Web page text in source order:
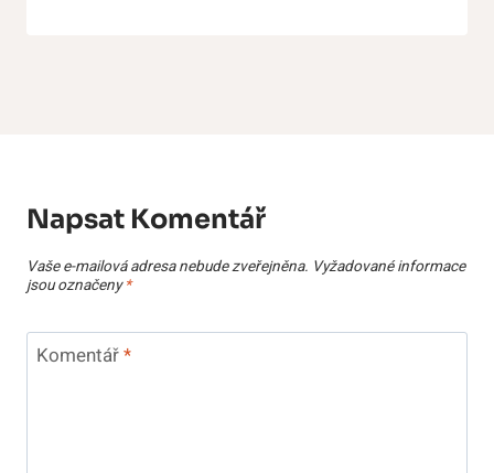
Napsat Komentář
Vaše e-mailová adresa nebude zveřejněna. Vyžadované informace
jsou označeny*
Komentář*